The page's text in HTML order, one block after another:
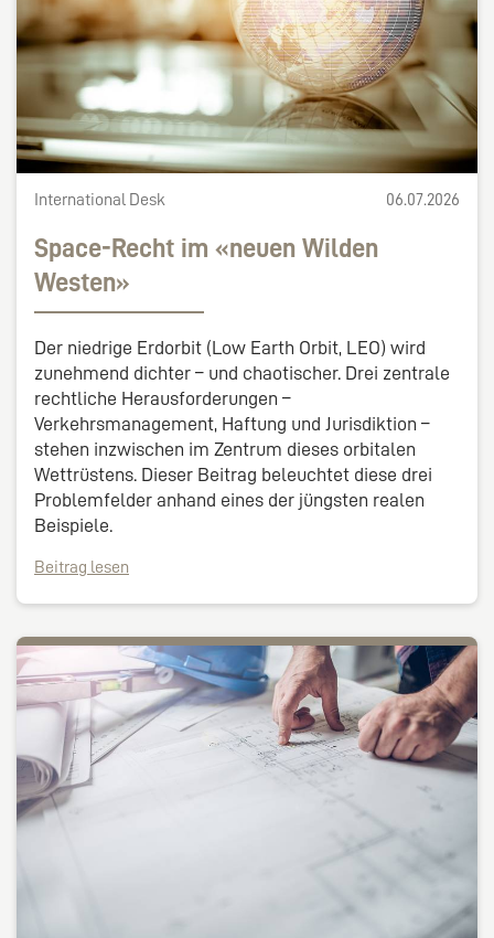
International Desk 06.07.2026
Space-Recht im «neuen Wilden
Westen»
Der niedrige Erdorbit (Low Earth Orbit, LEO) wird
zunehmend dichter – und chaotischer. Drei zentrale
rechtliche Herausforderungen –
Verkehrsmanagement, Haftung und Jurisdiktion –
stehen inzwischen im Zentrum dieses orbitalen
Wettrüstens. Dieser Beitrag beleuchtet diese drei
Problemfelder anhand eines der jüngsten realen
Beispiele.
Beitrag lesen